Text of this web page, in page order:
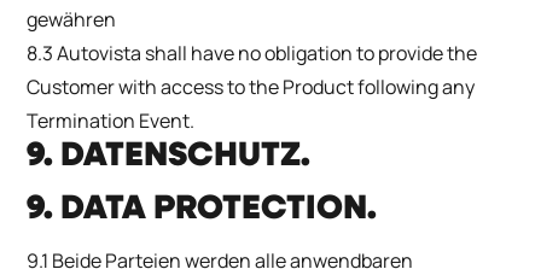
gewähren
8.3 Autovista shall have no obligation to provide the
Customer with access to the Product following any
Termination Event.
9. DATENSCHUTZ.
9. DATA PROTECTION.
9.1 Beide Parteien werden alle anwendbaren